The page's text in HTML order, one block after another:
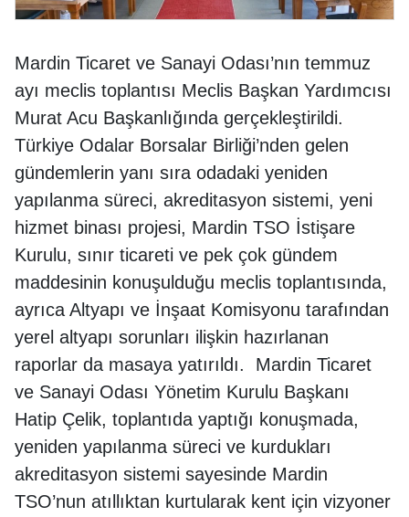
Mardin Ticaret ve Sanayi Odası’nın temmuz
ayı meclis toplantısı Meclis Başkan Yardımcısı
Murat Acu Başkanlığında gerçekleştirildi.
Türkiye Odalar Borsalar Birliği’nden gelen
gündemlerin yanı sıra odadaki yeniden
yapılanma süreci, akreditasyon sistemi, yeni
hizmet binası projesi, Mardin TSO İstişare
Kurulu, sınır ticareti ve pek çok gündem
maddesinin konuşulduğu meclis toplantısında,
ayrıca Altyapı ve İnşaat Komisyonu tarafından
yerel altyapı sorunları ilişkin hazırlanan
raporlar da masaya yatırıldı. Mardin Ticaret
ve Sanayi Odası Yönetim Kurulu Başkanı
Hatip Çelik, toplantıda yaptığı konuşmada,
yeniden yapılanma süreci ve kurdukları
akreditasyon sistemi sayesinde Mardin
TSO’nun atıllıktan kurtularak kent için vizyoner